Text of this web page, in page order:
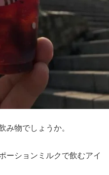
み物でしょうか。
ーションミルクで飲むアイ